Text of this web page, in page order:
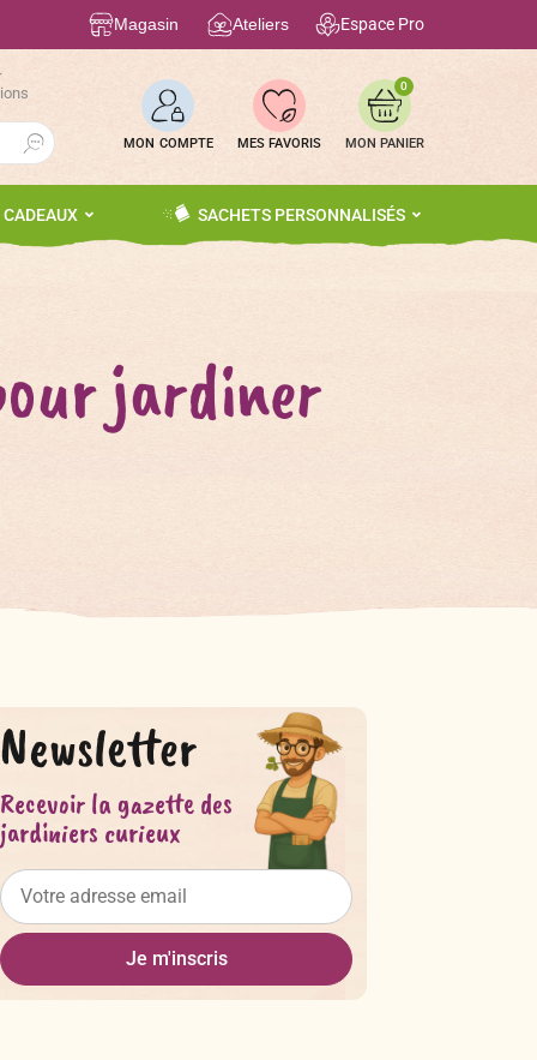
Magasin Ateliers Espace Pro
Search Button
MON COMPTE MES FAVORIS
0
CADEAUX SACHETS PERSONNALISÉS
jardiner
Newsletter
Recevoir la gazette des
jardiniers curieux
Je m'inscris